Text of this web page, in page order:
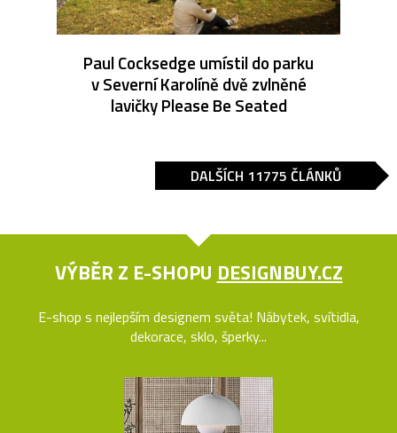
Paul Cocksedge umístil do parku
v Severní Karolíně dvě zvlněné
lavičky Please Be Seated
DALŠÍCH 11775 ČLÁNKŮ
VÝBĚR Z E-SHOPU DESIGNBUY.CZ
E-shop s nejlepším designem světa! Nábytek, svítidla,
dekorace, sklo, šperky...